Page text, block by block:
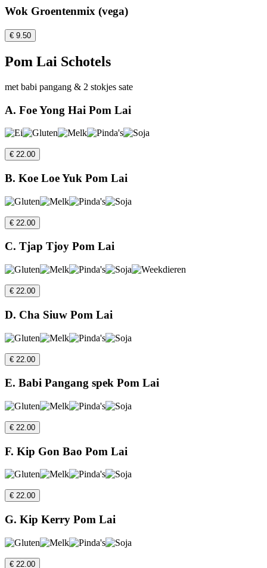
Wok Groentenmix (vega)
€ 9.50
Pom Lai Schotels
met babi pangang & 2 stokjes sate
A. Foe Yong Hai Pom Lai
€ 22.00
B. Koe Loe Yuk Pom Lai
€ 22.00
C. Tjap Tjoy Pom Lai
€ 22.00
D. Cha Siuw Pom Lai
€ 22.00
E. Babi Pangang spek Pom Lai
€ 22.00
F. Kip Gon Bao Pom Lai
€ 22.00
G. Kip Kerry Pom Lai
€ 22.00